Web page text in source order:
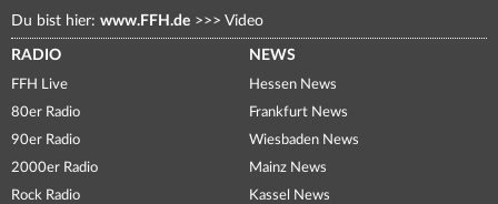
Du bist hier: www.FFH.de >>> Video
RADIO
FFH Live
80er Radio
90er Radio
2000er Radio
Rock Radio
NEWS
Hessen News
Frankfurt News
Wiesbaden News
Mainz News
Kassel News